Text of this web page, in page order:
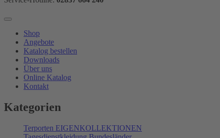
Shop
Angebote
Katalog bestellen
Downloads
Über uns
Online Katalog
Kontakt
Kategorien
Terporten EIGENKOLLEKTIONEN